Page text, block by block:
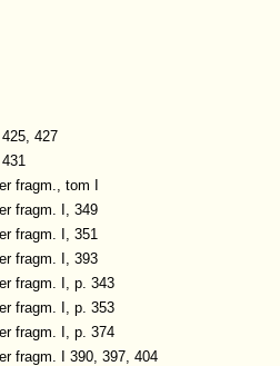
427
fragm., tom I
fragm. I, 349
fragm. I, 351
fragm. I, 393
fragm. I, p. 343
fragm. I, p. 353
fragm. I, p. 374
fragm. I 390, 397, 404